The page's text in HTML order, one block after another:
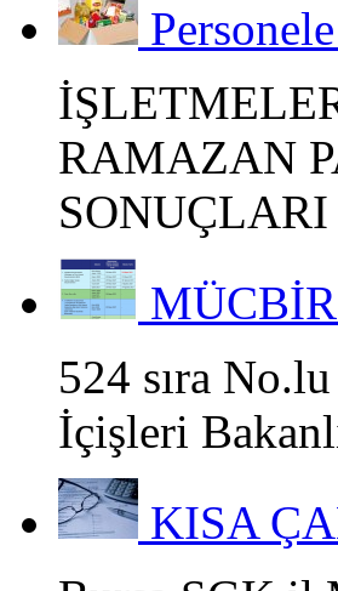
RAMAZAN
SONUÇLARI
524 sıra
İçişleri
KISA